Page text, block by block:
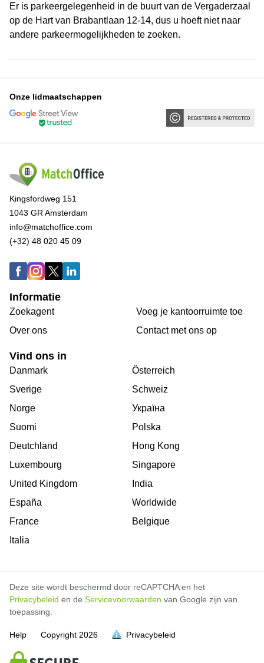
Er is parkeergelegenheid in de buurt van de Vergaderzaal
op de Hart van Brabantlaan 12-14, dus u hoeft niet naar
andere parkeermogelijkheden te zoeken.
Onze lidmaatschappen
Kingsfordweg 151
1043 GR Amsterdam
info@matchoffice.com
(+32) 48 020 45 09
Informatie
Zoekagent
Over ons
Voeg je kantoorruimte toe
Сontact met ons op
Vind ons in
Danmark
Sverige
Norge
Suomi
Deutchland
Luxembourg
United Kingdom
España
France
Italia
Österreich
Schweiz
Україна
Polska
Hong Kong
Singapore
India
Worldwide
Belgique
Deze site wordt beschermd door reCAPTCHA en het
Privacybeleid en de Servicevoorwaarden van Google zijn van
toepassing.
Help Copyright 2026 Privacybeleid